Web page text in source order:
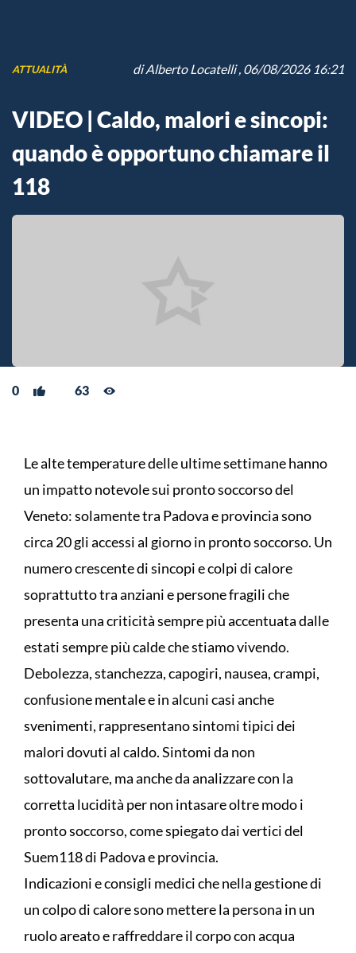
ATTUALITÀ diAlberto Locatelli, 06/08/2026 16:21
VIDEO | Caldo, malori e sincopi:
quando è opportuno chiamare il
118
0 63
Le alte temperature delle ultime settimane hanno
un impatto notevole sui pronto soccorso del
Veneto: solamente tra Padova e provincia sono
circa 20 gli accessi al giorno in pronto soccorso. Un
numero crescente di sincopi e colpi di calore
soprattutto tra anziani e persone fragili che
presenta una criticità sempre più accentuata dalle
estati sempre più calde che stiamo vivendo.
Debolezza, stanchezza, capogiri, nausea, crampi,
confusione mentale e in alcuni casi anche
svenimenti, rappresentano sintomi tipici dei
malori dovuti al caldo. Sintomi da non
sottovalutare, ma anche da analizzare con la
corretta lucidità per non intasare oltre modo i
pronto soccorso, come spiegato dai vertici del
Suem118 di Padova e provincia.
Indicazioni e consigli medici che nella gestione di
un colpo di calore sono mettere la persona in un
ruolo areato e raffreddare il corpo con acqua